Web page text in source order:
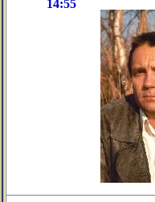
14:55